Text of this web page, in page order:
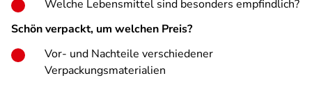
Welche Lebensmittel sind besonders empfindlich?
Schön verpackt, um welchen Preis?
Vor- und Nachteile verschiedener
Verpackungsmaterialien